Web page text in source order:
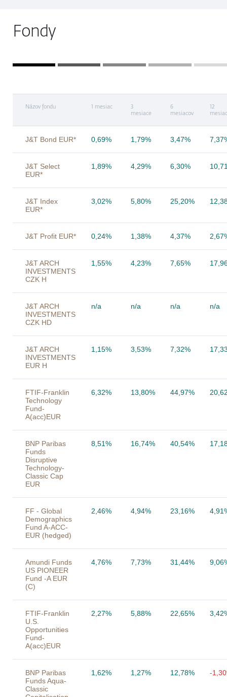
Fondy
Názov fondu 1 mesiac
3
mesiace
6
mesiacov
12
J&T Bond EUR* 0,69% 1,79% 3,47%
J&T Select
EUR*
1,89% 4,29% 6,30%
J&T Index
EUR*
3,02% 5,80% 25,20%
J&T Profit EUR* 0,24% 1,38% 4,37%
J&T ARCH
INVESTMENTS
CZK H
1,55% 4,23% 7,65%
J&T ARCH
INVESTMENTS
CZK HD
n/a n/a n/a n/a
J&T ARCH
INVESTMENTS
EUR H
1,15% 3,53% 7,32%
FTIF-Franklin
Technology
Fund-
A(acc)EUR
6,32% 13,80% 44,97%
BNP Paribas
Funds
Disruptive
Technology-
Classic Cap
EUR
8,51% 16,74% 40,54%
FF - Global
Demographics
Fund A-ACC-
EUR (hedged)
2,46% 4,94% 23,16%
Amundi Funds
US PIONEER
Fund -A EUR
(C)
4,76% 7,73% 31,44%
FTIF-Franklin
U.S.
Opportunities
Fund-
A(acc)EUR
2,27% 5,88% 22,65%
BNP Paribas
Funds Aqua-
Classic
1,62% 1,27% 12,78% -